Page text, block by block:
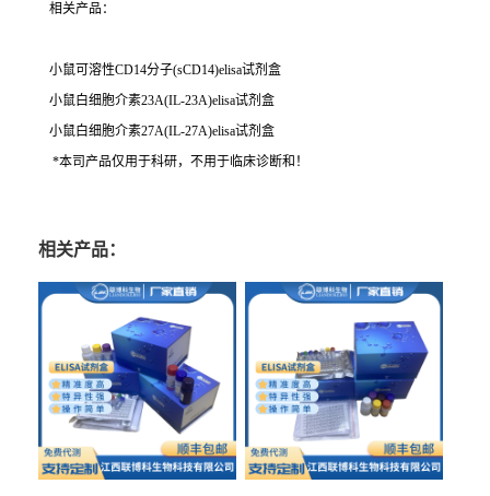
相关产品：
小鼠可溶性CD14分子(sCD14)elisa试剂盒
小鼠白细胞介素23A(IL-23A)elisa试剂盒
小鼠白细胞介素27A(IL-27A)elisa试剂盒
*本司产品仅用于科研，不用于临床诊断和！
相关产品：